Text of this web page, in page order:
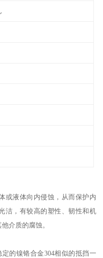
或液体向内侵蚀，从而保护内
洁，有较高的塑性、韧性和机
介质的腐蚀。
的镍铬合金304相似的抵挡一